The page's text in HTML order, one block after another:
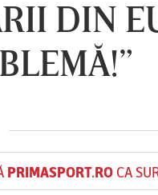
DIN
PRIMASPORT.ROCA